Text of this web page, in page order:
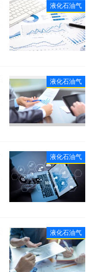
液化石油气
液化石油气
液化石油气
液化石油气